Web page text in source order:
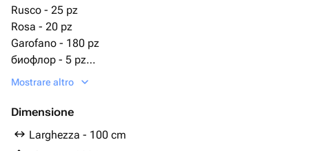
Rusco - 25 pz
Rosa - 20 pz
Garofano - 180 pz
биофлор - 5 pz
подставка под венок - 1 pz
Mostrare altro
Dimensione
Larghezza - 100 cm